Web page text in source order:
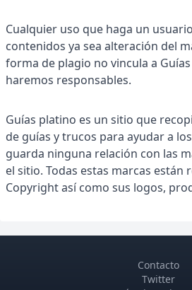
Cualquier uso que haga un
contenidos ya sea alteración del
forma de plagio no vincula a
haremos responsables.
Guías platino es un sitio que
de guías y trucos para ayudar a
guarda ninguna relación con las
el sitio. Todas estas marcas están
Copyright así como sus logos,
Contacto
Twitter